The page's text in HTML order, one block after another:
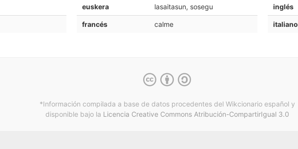
euskera lasaitasun, sosegu
francés calme
inglés
italiano
*Información compilada a base de datos procedentes del Wikcionario español y
disponible bajo la Licencia Creative Commons Atribución-CompartirIgual 3.0